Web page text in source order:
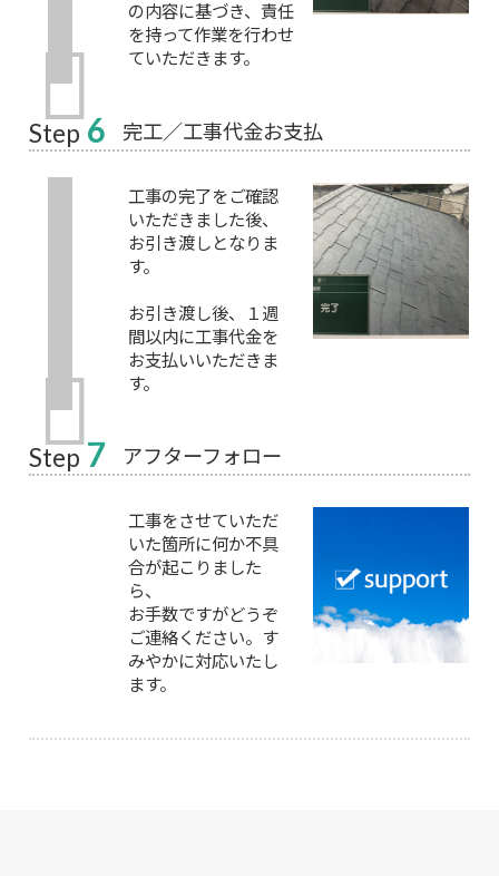
の内容に基づき、責任
を持って作業を行わせ
ていただきます。
Step 6 完工／工事代金お支払
工事の完了をご確認
いただきました後、
お引き渡しとなりま
す。
お引き渡し後、１週
間以内に工事代金を
お支払いいただきま
す。
Step 7 アフターフォロー
工事をさせていただ
いた箇所に何か不具
合が起こりました
ら、
お手数ですがどうぞ
ご連絡ください。す
みやかに対応いたし
ます。